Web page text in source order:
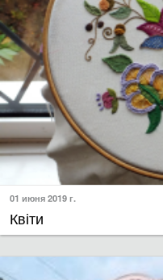
01 июня 2019 г.
Квіти